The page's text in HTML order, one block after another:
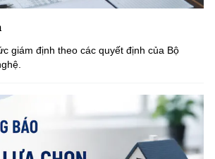
giám định theo các quyết định của Bộ